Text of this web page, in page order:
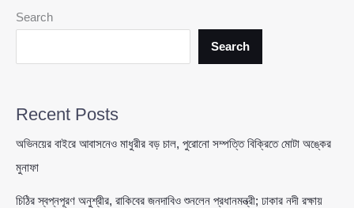
মূল্যায়ন
চিকিৎসার
কাছে
স্মারকলিপি
রাবি
ছাত্রদল
Search
Search
Recent Posts
অভিনয়ের বাইরে আবাসনেও মাধুরীর বড় চাল, পুরোনো সম্পত্তি বিক্রিতে মোটা অঙ্কের
মুনাফা
চিঠির স্বপ্নপূরণ অনুশ্রীর, রাকিবের জনদাবিও শুনলেন প্রধানমন্ত্রী; ঢাকার নদী রক্ষায়